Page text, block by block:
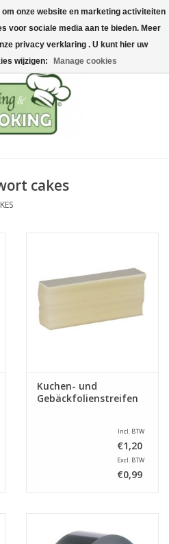
cakes
Kuchen- und
Gebäckfolienstreifen
Incl. BTW
€1,20
Excl. BTW
€0,99
onze website en marketing activiteiten
voor sociale media aan te bieden. Meer
privacy verklaring . U kunt hier uw
wijzigen:
Manage cookies